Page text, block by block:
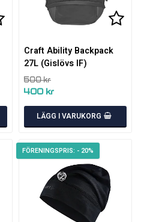
Lägg till i favoritlistanLägg
Craft Ability Backpack
27L (Gislövs IF)
500 kr
400 kr
LÄGG I VARUKORG
- 20%